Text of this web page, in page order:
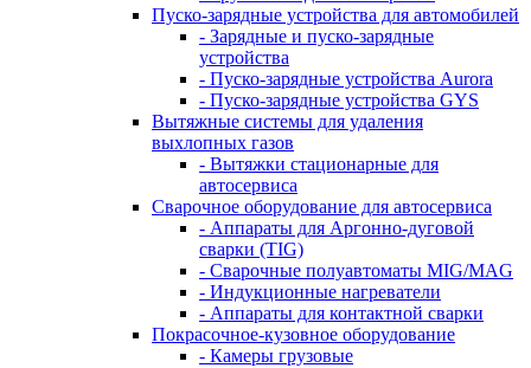
Пуско-зарядные устройства для автомобилей
- Зарядные и пуско-зарядные
устройства
- Пуско-зарядные устройства Aurora
- Пуско-зарядные устройства GYS
Вытяжные системы для удаления
выхлопных газов
- Вытяжки стационарные для
автосервиса
Сварочное оборудование для автосервиса
- Аппараты для Аргонно-дуговой
сварки (TIG)
- Сварочные полуавтоматы MIG/MAG
- Индукционные нагреватели
- Аппараты для контактной сварки
Покрасочное-кузовное оборудование
- Камеры грузовые